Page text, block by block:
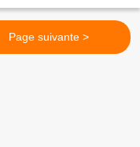
Page suivante >